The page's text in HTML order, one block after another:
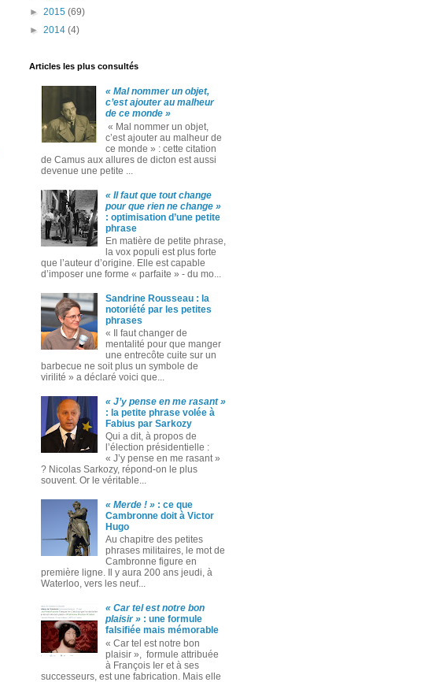
► 2015 (69)
► 2014 (4)
Articles les plus consultés
« Mal nommer un objet,
c’est ajouter au malheur
de ce monde »
« Mal nommer un objet,
c’est ajouter au malheur de
ce monde » : cette citation
de Camus aux allures de dicton est aussi
devenue une petite ...
« Il faut que tout change
pour que rien ne change »
: optimisation d’une petite
phrase
En matière de petite phrase,
la vox populi est plus forte
que l’auteur d’origine. Elle est capable
d’imposer une forme « parfaite » ‑ du mo...
Sandrine Rousseau : la
notoriété par les petites
phrases
« Il faut changer de
mentalité pour que manger
une entrecôte cuite sur un
barbecue ne soit plus un symbole de
virilité » a déclaré voici que...
« J’y pense en me rasant »
: la petite phrase volée à
Fabius par Sarkozy
Qui a dit, à propos de
l’élection présidentielle :
« J’y pense en me rasant »
? Nicolas Sarkozy, répond-on le plus
souvent. Or le véritable...
« Merde ! »: ce que
Cambronne doit à Victor
Hugo
Au chapitre des petites
phrases militaires, le mot de
Cambronne figure en
première ligne. Il y aura 200 ans jeudi, à
Waterloo, vers les neuf...
« Car tel est notre bon
plaisir »: une formule
falsifiée mais mémorable
« Car tel est notre bon
plaisir », formule attribuée
à François Ier et à ses
successeurs, est une fabrication. Mais elle